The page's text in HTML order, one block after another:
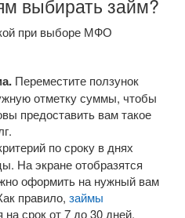
выбирать займ?
при выборе МФО
Переместите ползунок
отметку суммы, чтобы
предоставить вам такое
по сроку в днях
На экране отобразятся
оформить на нужный вам
правило, займы
срок от 7 до 30 дней.